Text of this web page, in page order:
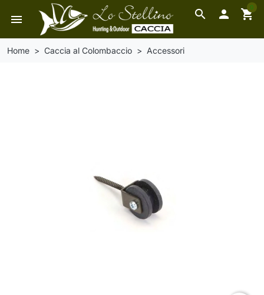
search
menu  shopping_cart
0
Home Caccia al Colombaccio Accessori